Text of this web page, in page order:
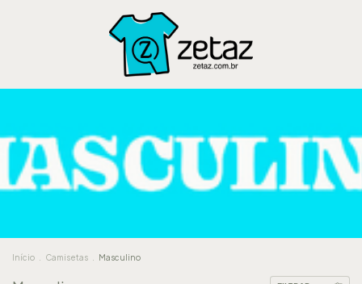
Início Camisetas Masculino